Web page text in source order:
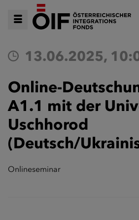
13.06.2025,
Online-
A1.1 mit der
Uschhorod
(Deutsch/
Onlineseminar